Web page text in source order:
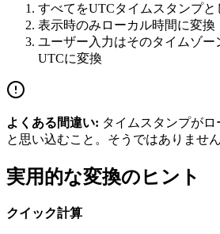
すべてをUTCタイムスタンプと
表示時のみローカル時間に変換
ユーザー入力はそのタイムゾー
UTCに変換
よくある間違い: タイムスタンプが
と思い込むこと。そうではありませ
実用的な変換のヒント
クイック計算